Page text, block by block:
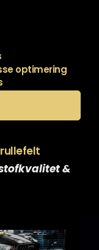
optimering
&